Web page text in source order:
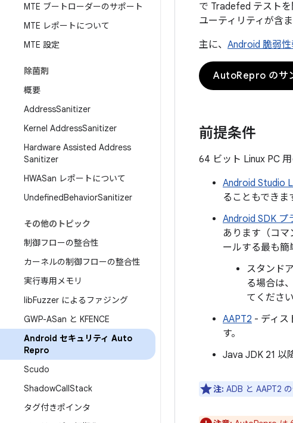
MTE ブートローダーのサポート
MTE レポートについて
MTE 設定
除菌剤
概要
AddressSanitizer
Kernel AddressSanitizer
Hardware Assisted Address
Sanitizer
HWASan レポートについて
UndefinedBehaviorSanitizer
その他のトピック
制御フローの整合性
カーネルの制御フローの整合性
実行専用メモリ
libFuzzer によるファジング
GWP-ASan と KFENCE
Android セキュリティ Auto
Repro
Scudo
ShadowCallStack
タグ付きポインタ
で Tradefed テスト
ユーティリティが含ま
主に、 Android 脆弱
AutoRepro のサ
前提条件
64 ビット Linux PC
Android Studio
ることもできま
Android SDK プ
あります（コマ
ールする最も簡
スタンド
る場合は
てください
AAPT2 - ディス
す。
Java JDK 21 以
注: ADB と AAPT2